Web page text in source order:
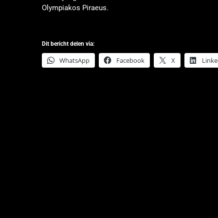
Olympiakos Piraeus.
Dit bericht delen via:
WhatsApp Facebook X